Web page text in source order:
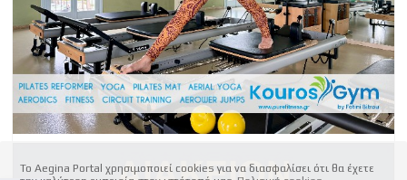
Το Aegina Portal χρησιμοποιεί cookies για να διασφαλίσει ότι θα έχετε